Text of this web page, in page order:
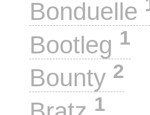
Bonduelle
Bootleg 1
Bounty 2
1